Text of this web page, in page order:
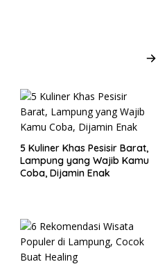
5 Kuliner Khas Pesisir Barat,
Lampung yang Wajib Kamu
Coba, Dijamin Enak